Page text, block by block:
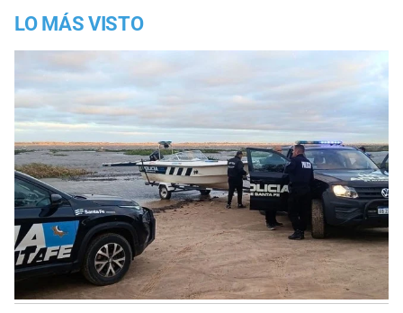
LO MÁS VISTO